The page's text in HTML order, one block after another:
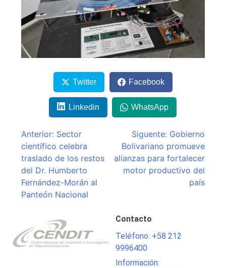
Twitter Facebook
Linkedin WhatsApp
Navegación
de
entradas
Anterior: Sector
científico celebra
traslado de los restos
del Dr. Humberto
Fernández-Morán al
Panteón Nacional
Siguente: Gobierno
Bolivariano promueve
alianzas para fortalecer
motor productivo del
país
Contacto
Teléfono: +58 212
9996400
Información: